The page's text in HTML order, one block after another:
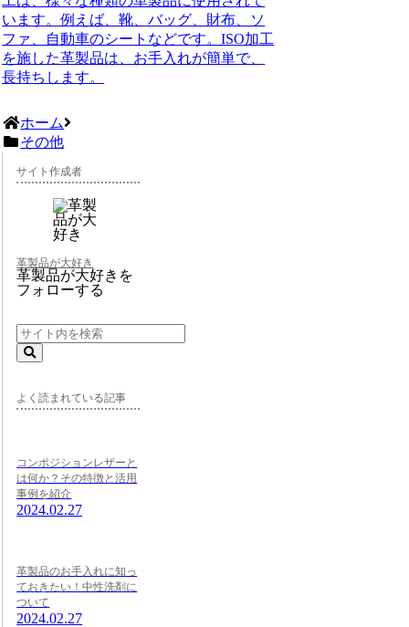
います。例えば、靴、バッグ、財布、ソ
ファ、自動車のシートなどです。ISO加工
を施した革製品は、お手入れが簡単で、
長持ちします。
ホーム
その他
サイト作成者
革製品が大好き
革製品が大好きを
フォローする
よく読まれている記事
コンポジションレザーと
は何か？その特徴と活用
事例を紹介
2024.02.27
革製品のお手入れに知っ
ておきたい！中性洗剤に
ついて
2024.02.27